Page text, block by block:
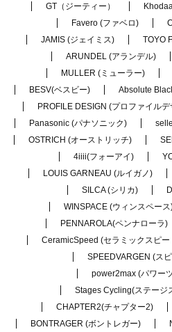
GT（ジーティー）
Favero (ファベロ)
JAMIS (ジェイミス)
TOYO
ARUNDEL (アランデル)
MULLER (ミューラー)
BESV(ベスビー)
Absolute
PROFILE DESIGN (プロファイルデ
Panasonic (パナソニック)
OSTRICH (オーストリッチ)
4iiii(フォーアイ)
LOUIS GARNEAU (ルイガノ)
SILCA (シリカ)
WINSPACE (ウィンスペース
PENNAROLA(ペンナローラ)
CeramicSpeed (セラミックスピー
SPEEDVARGEN (ス
power2max (パワー
Stages Cycling(ステー
CHAPTER2(チャプター2)
BONTRAGER (ボントレガー)